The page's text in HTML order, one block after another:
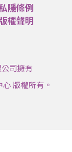
隱條例
權聲明
司擁有
版權所有。